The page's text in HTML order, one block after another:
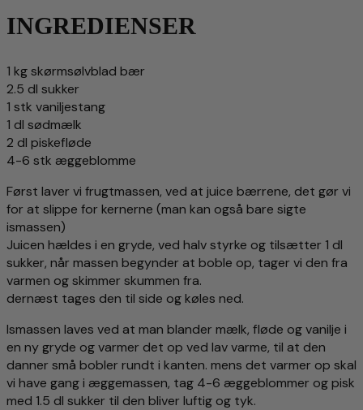
INGREDIENSER
1 kg skørmsølvblad bær
2.5 dl sukker
1 stk vaniljestang
1 dl sødmælk
2 dl piskefløde
4-6 stk æggeblomme
Først laver vi frugtmassen, ved at juice bærrene, det gør vi
for at slippe for kernerne (man kan også bare sigte
ismassen)
Juicen hældes i en gryde, ved halv styrke og tilsætter 1 dl
sukker, når massen begynder at boble op, tager vi den fra
varmen og skimmer skummen fra.
dernæst tages den til side og køles ned.
Ismassen laves ved at man blander mælk, fløde og vanilje i
en ny gryde og varmer det op ved lav varme, til at den
danner små bobler rundt i kanten. mens det varmer op skal
vi have gang i æggemassen, tag 4-6 æggeblommer og pisk
med 1.5 dl sukker til den bliver luftig og tyk.